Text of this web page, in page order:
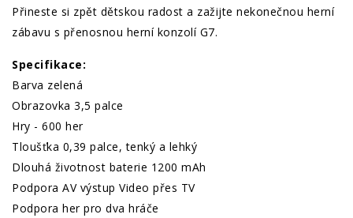
Přineste si zpět dětskou radost a zažijte nekonečnou herní
zábavu s přenosnou herní konzolí G7.
Specifikace:
Barva zelená
Obrazovka 3,5 palce
Hry - 600 her
Tloušťka 0,39 palce, tenký a lehký
Dlouhá životnost baterie 1200 mAh
Podpora AV výstup Video přes TV
Podpora her pro dva hráče